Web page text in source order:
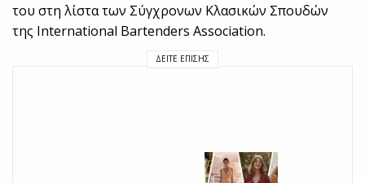
του στη λίστα των Σύγχρονων Κλασικών Σπουδών
της International Bartenders Association.
ΔΕΊΤΕ ΕΠΊΣΗΣ